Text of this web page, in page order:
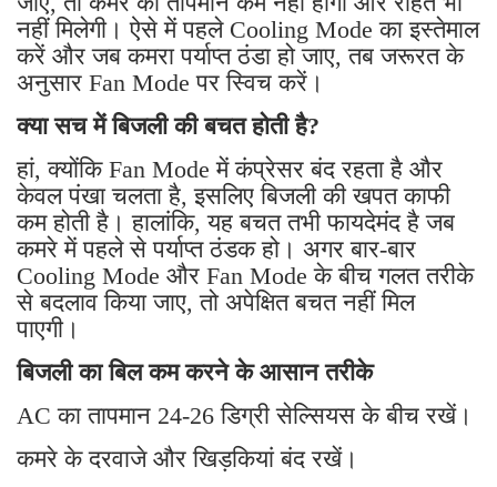
नहीं मिलेगी। ऐसे में पहले Cooling Mode का इस्तेमाल
करें और जब कमरा पर्याप्त ठंडा हो जाए, तब जरूरत के
अनुसार Fan Mode पर स्विच करें।
क्या सच में बिजली की बचत होती है?
हां, क्योंकि Fan Mode में कंप्रेसर बंद रहता है और
केवल पंखा चलता है, इसलिए बिजली की खपत काफी
कम होती है। हालांकि, यह बचत तभी फायदेमंद है जब
कमरे में पहले से पर्याप्त ठंडक हो। अगर बार-बार
Cooling Mode और Fan Mode के बीच गलत तरीके
से बदलाव किया जाए, तो अपेक्षित बचत नहीं मिल
पाएगी।
बिजली का बिल कम करने के आसान तरीके
AC का तापमान 24-26 डिग्री सेल्सियस के बीच रखें।
कमरे के दरवाजे और खिड़कियां बंद रखें।